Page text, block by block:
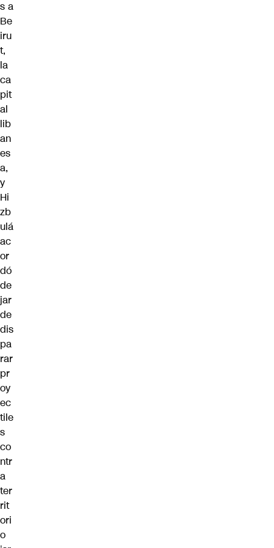
s a
Be
iru
t,
la
ca
pit
al
lib
an
es
a,
y
Hi
zb
ulá
ac
or
dó
de
jar
de
dis
pa
rar
pr
oy
ec
tile
s
co
ntr
a
ter
rit
ori
o